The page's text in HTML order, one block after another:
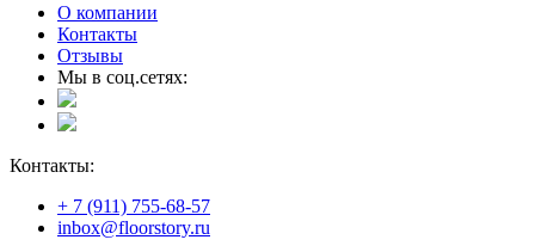
О компании
Контакты
Отзывы
Мы в соц.сетях:
Контакты:
+ 7 (911) 755-68-57
inbox@floorstory.ru